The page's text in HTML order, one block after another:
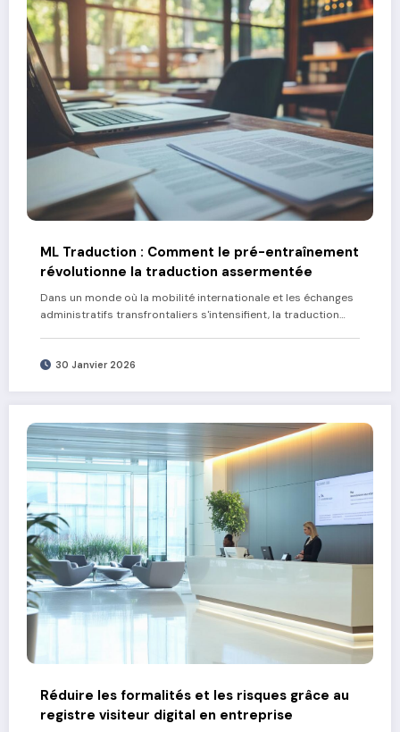
ML Traduction : Comment le pré-entraînement
révolutionne la traduction assermentée
Dans un monde où la mobilité internationale et les échanges
administratifs transfrontaliers s'intensifient, la traduction…
30 Janvier 2026
Réduire les formalités et les risques grâce au
registre visiteur digital en entreprise